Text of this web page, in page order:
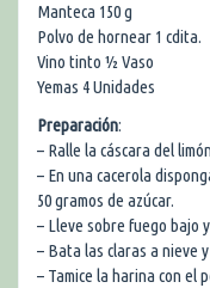
Manteca 150 g
Polvo de hornear 1 cdita.
Vino tinto ½ Vaso
Yemas 4 Unidades
Preparación:
– Ralle la cáscara del
– En una cacerola
50 gramos de azúcar.
– Lleve sobre fuego bajo
– Bata las claras a nieve
– Tamice la harina con el